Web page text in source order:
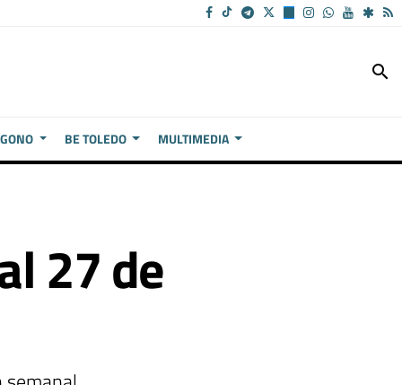
search
BE TOLEDO MULTIMEDIA
27 de